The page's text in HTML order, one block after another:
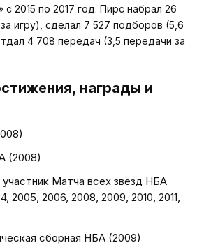
2015 по 2017 год. Пирс набрал 26
игру), сделал 7 527 подборов (5,6
4 708 передач (3,5 передачи за
награды и
(2008)
Матча всех звёзд НБА
2005, 2006, 2008, 2009, 2010, 2011,
сборная НБА (2009)